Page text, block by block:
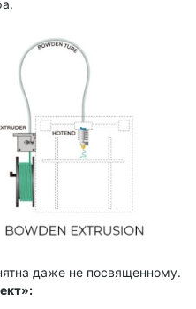
даже не посвященному.